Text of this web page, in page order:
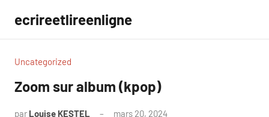
contenu
ecrireetlireenligne
Uncategorized
Zoom sur album (kpop)
par Louise KESTEL mars 20, 2024